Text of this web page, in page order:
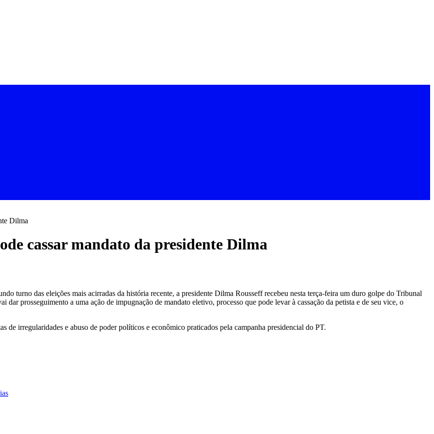
Dilma
cassar mandato da presidente Dilma
turno das eleições mais acirradas da história recente, a presidente Dilma Rousseff recebeu nesta terça-feira um duro golpe do Tribunal
prosseguimento a uma ação de impugnação de mandato eletivo, processo que pode levar à cassação da petista e de seu vice, o
de irregularidades e abuso de poder políticos e econômico praticados pela campanha presidencial do PT.